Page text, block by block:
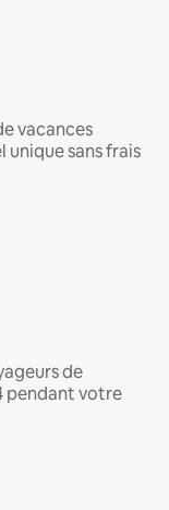
vacances
unique sans frais
de
pendant votre